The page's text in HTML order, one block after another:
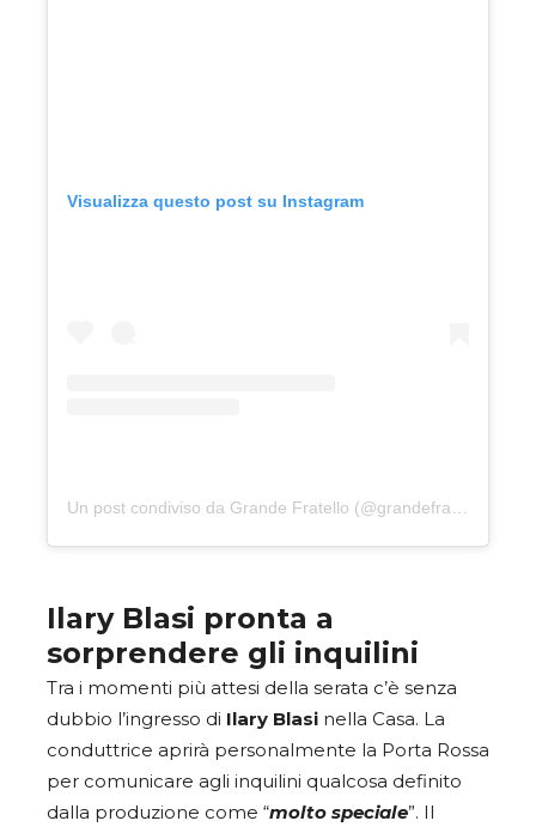
Visualizza questo post su Instagram
Ilary Blasi pronta a
sorprendere gli inquilini
Tra i momenti più attesi della serata c’è senza
dubbio l’ingresso di Ilary Blasi nella Casa. La
conduttrice aprirà personalmente la Porta Rossa
per comunicare agli inquilini qualcosa definito
dalla produzione come “molto speciale”. Il